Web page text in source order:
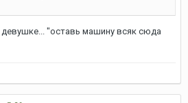
"оставь машину всяк сюда